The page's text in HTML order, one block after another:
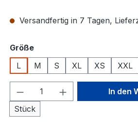
Versandfertig in 7 Tagen,
Größeauswählen
L
M S XL XS XXL
Produkt Anzahl: Gib
Stück
In den